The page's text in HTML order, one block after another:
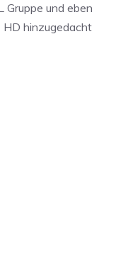
Gruppe und eben
hinzugedacht